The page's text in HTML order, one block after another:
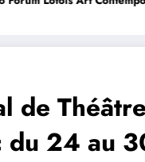
de
du 24 au